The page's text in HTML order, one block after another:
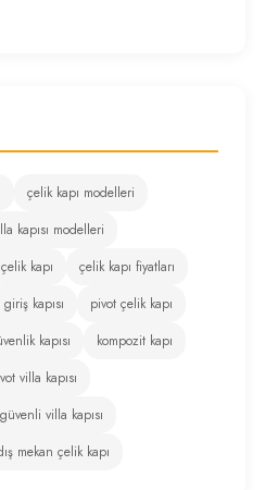
çelik kapı modelleri
kapısı modelleri
çelik kapı
çelik kapı fiyatları
kapısı
pivot çelik kapı
kapısı
kompozit kapı
villa kapısı
güvenli villa kapısı
mekan çelik kapı